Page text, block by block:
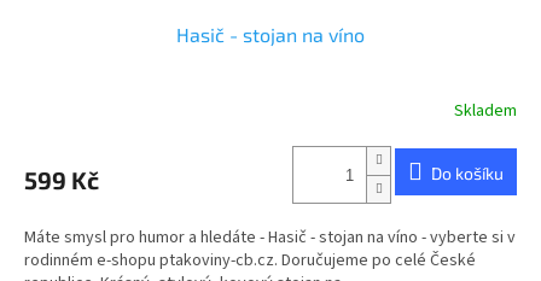
Hasič - stojan na víno
je
z
5
hvězdiček.
Skladem
599 Kč Do košíku
Máte smysl pro humor a hledáte - Hasič - stojan na víno - vyberte si v
rodinném e-shopu ptakoviny-cb.cz. Doručujeme po celé České